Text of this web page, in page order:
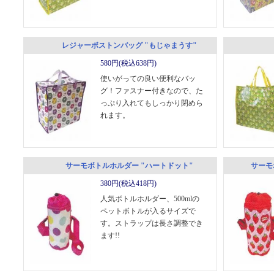
レジャーボストンバッグ "もじゃまうす"
580円(税込638円)
使いがっての良い便利なバッ
グ！ファスナー付きなので、た
っぷり入れてもしっかり閉めら
れます。
サーモボトルホルダー "ハートドット"
380円(税込418円)
人気ボトルホルダー、500mlの
ペットボトルが入るサイズで
す。ストラップは長さ調整でき
ます!!
サー